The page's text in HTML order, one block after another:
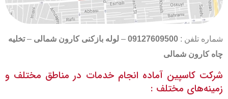
شماره تلفن : 09127609500
– لوله بازکنی کارون شمالی –تخلیه
چاه کارون شمالی
شرکت کاسپین آماده انجام خدمات در مناطق مختلف و
زمینه‌های مختلف :